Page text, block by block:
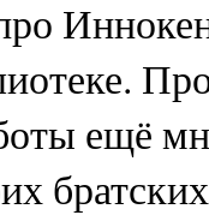
ещё